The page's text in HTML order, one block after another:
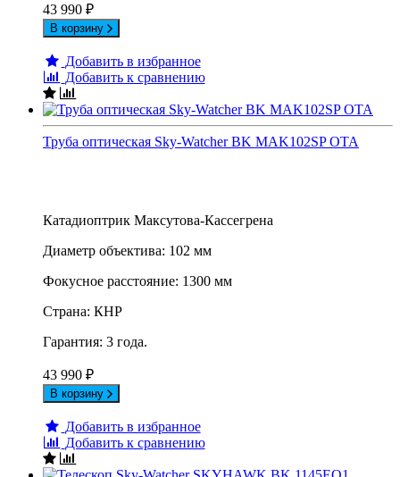
43 990 ₽
В корзину
Добавить в избранное
Добавить к сравнению
Труба оптическая Sky-Watcher BK MAK102SP OTA
Катадиоптрик Максутова-Кассегрена
Диаметр объектива: 102 мм
Фокусное расстояние: 1300 мм
Страна: КНР
Гарантия: 3 года.
43 990 ₽
В корзину
Добавить в избранное
Добавить к сравнению